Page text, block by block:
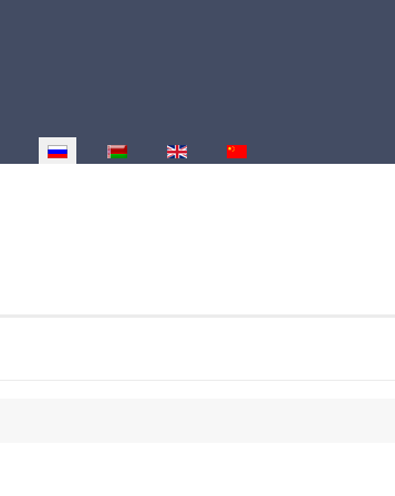
Выберите язык